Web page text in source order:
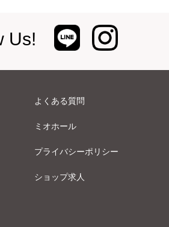
Us!
よくある質問
ミオホール
プライバシーポリシー
ショップ求人